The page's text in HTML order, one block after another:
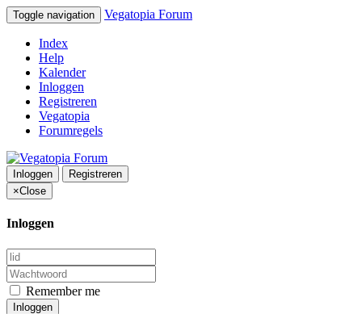
Toggle navigation Vegatopia Forum
Index
Help
Kalender
Inloggen
Registreren
Vegatopia
Forumregels
Inloggen
Registreren
×Close
Inloggen
Remember me
Inloggen